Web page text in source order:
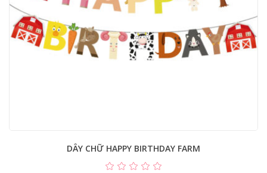
DÂY CHỮ HAPPY BIRTHDAY FARM